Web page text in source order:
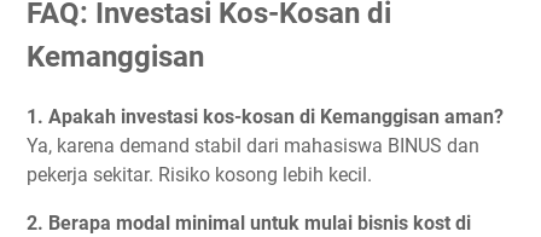
FAQ: Investasi Kos-Kosan di
Kemanggisan
1. Apakah investasi kos-kosan di Kemanggisan aman?
Ya, karena demand stabil dari mahasiswa BINUS dan
pekerja sekitar. Risiko kosong lebih kecil.
2. Berapa modal minimal untuk mulai bisnis kost di